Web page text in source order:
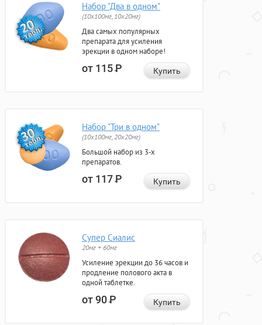
Набор "Два в одном"
(10x100мг, 10x20мг)
Два самых популярных
препарата для усиления
эрекции в одном наборе!
от 115Р Купить
Набор "Три в одном"
(10x100мг, 20x20мг)
Большой набор из 3-х
препаратов.
от 117Р Купить
Супер Сиалис
20мг + 60мг
Усиление эрекции до 36 часов и
продление полового акта в
одной таблетке.
от 90Р Купить